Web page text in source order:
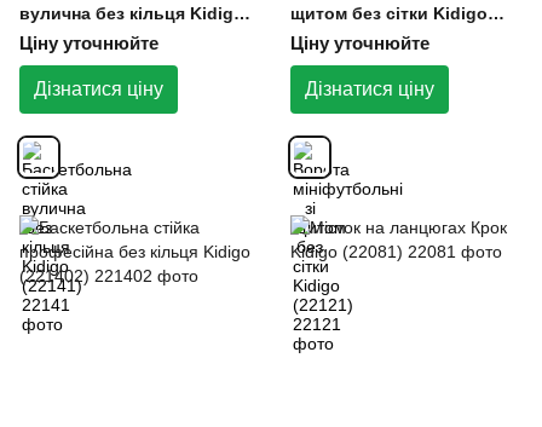
вулична без кільця Kidigo
(22141)
Ціну уточнюйте
Дізнатися ціну
щитом без сітки Kidigo
(22121)
Ціну уточнюйте
Дізнатися ціну